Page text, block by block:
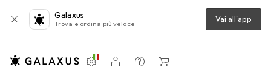
Galaxus
Trova e ordina più veloce Vai all'app
Impostazioni
Conto cliente
Liste di confronto
Liste dei desideri
Carrello